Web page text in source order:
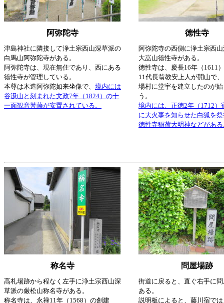
阿弥陀寺 徳性寺
津島神社に隣接して浄土宗西山深草派の
白馬山阿弥陀寺がある。
阿弥陀寺は、現在無住であり、西にある
徳性寺が管理している。
本尊は木造阿弥陀如来坐像で、 境内には
谷汲山と刻まれた文政7年（1824）の十
一面観音菩薩が安置されている。
阿弥陀寺の西側に浄土宗西
大嵓山徳性寺がある。
徳性寺は、慶長16年（1611
11代長翁教安上人が開山で
場村に堂宇を建立したのが
う。
境内には、正徳2年（1712）
に大火事を知らせた白狐を
徳性寺稲荷大明神などがあ
称名寺 問屋場跡
高札場跡から程なく左手に浄土宗西山深
草派の厳松山称名寺がある。
称名寺は、永禄11年（1568）の創建
街道に戻ると、直ぐ右手に
ある。
説明板によると、藤川宿で